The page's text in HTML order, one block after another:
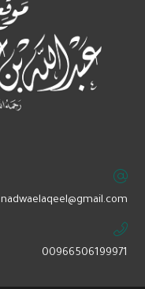
‏nadwaelaqeel@gmail.com
00966506199971